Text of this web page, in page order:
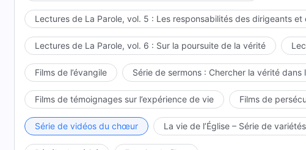
Lectures de La Parole, vol. 5 : Les responsabilités des dirigeants et
Lectures de La Parole, vol. 6 : Sur la poursuite de la vérité
Films de l’évangile Série de sermons : Chercher la vérité dans
Films de témoignages sur l’expérience de vie Films de
Série de vidéos du chœur La vie de l’Église – Série de variétés